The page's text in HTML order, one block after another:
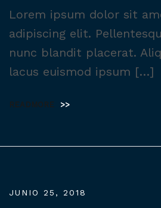
Lorem ipsum dolor sit
adipiscing elit.
nunc blandit placerat.
lacus euismod ipsum […]
READMORE >>
JUNIO 25, 2018